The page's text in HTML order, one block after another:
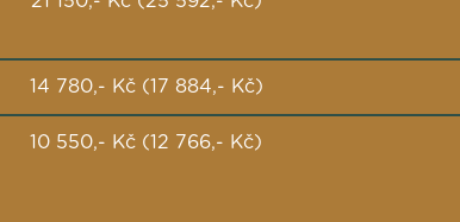
14 780,- Kč (17 884,- Kč)
10 550,- Kč (12 766,- Kč)